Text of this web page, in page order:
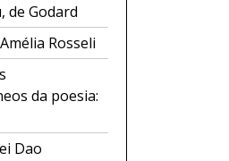
de Godard
Rosseli
da poesia:
Dao